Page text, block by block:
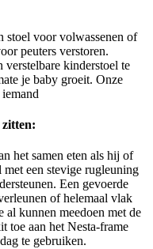
stoel voor volwassenen of
peuters verstoren.
verstelbare kinderstoel te
je baby groeit. Onze
het samen eten als hij of
een stevige rugleuning
Een gevoerde
of helemaal vlak
kunnen meedoen met de
toe aan het Nesta-frame
te gebruiken.